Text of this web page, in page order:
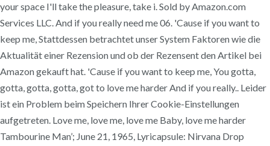
your space I'll take the pleasure, take i. Sold by Amazon.com
Services LLC. And if you really need me 06. 'Cause if you want to
keep me, Stattdessen betrachtet unser System Faktoren wie die
Aktualität einer Rezension und ob der Rezensent den Artikel bei
Amazon gekauft hat. 'Cause if you want to keep me, You gotta,
gotta, gotta, gotta, got to love me harder And if you really.. Leider
ist ein Problem beim Speichern Ihrer Cookie-Einstellungen
aufgetreten. Love me, love me, love me Baby, love me harder
Tambourine Man’; June 21, 1965, Lyricapsule: Nirvana Drop